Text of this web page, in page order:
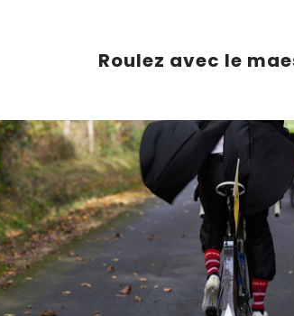
Roulez avec le